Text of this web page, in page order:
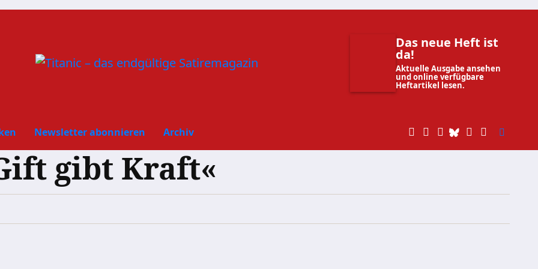
Das neue Heft ist
da!
Aktuelle Ausgabe ansehen
und online verfügbare
Heftartikel lesen.
Newsletter abonnieren Archiv
gibt Kraft«